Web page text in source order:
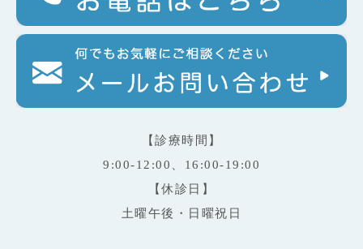
【診療時間】
9:00-12:00、16:00-19:00
【休診日】
土曜午後・日曜祝日